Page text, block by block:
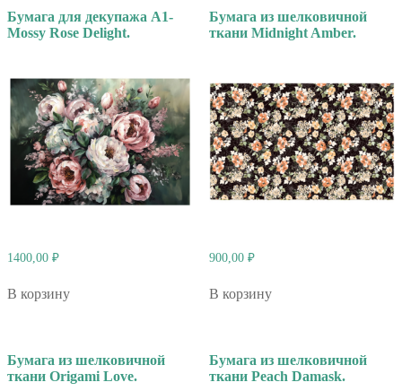
Бумага для декупажа А1-
Mossy Rose Delight.
1400,00 ₽
В корзину
Бумага из шелковичной
ткани Midnight Amber.
900,00 ₽
В корзину
Бумага из шелковичной
ткани Origami Love.
Бумага из шелковичной
ткани Peach Damask.